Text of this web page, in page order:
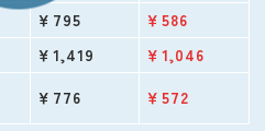
￥795 ￥586
￥1,419 ￥1,046
￥776 ￥572